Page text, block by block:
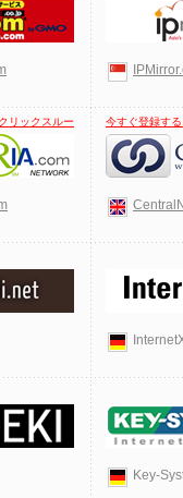
リックスルー 今すぐ登録す
Key-